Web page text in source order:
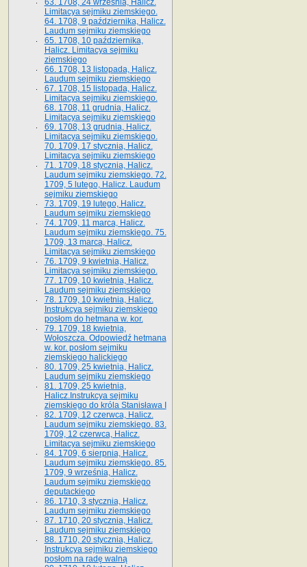
63. 1708, 24 września, Halicz.
Limitacya sejmiku ziemskiego.
64. 1708, 9 października, Halicz.
Laudum sejmiku ziemskiego
65­. 1708, 10 października,
Halicz. Limitacya sejmiku
ziemskiego
66. 1708, 13 listopada, Halicz.
Laudum sejmiku ziemskiego
67. 1708, 15 listopada, Halicz.
Limitacya sejmiku ziemskiego.
68. 1708, 11 grudnia, Halicz.
Limitacya sejmiku ziemskiego
69. 1708, 13 grudnia, Halicz.
Limitacya sejmiku ziemskiego.
70. 1709, 17 stycznia, Halicz.
Limitacya sejmiku ziemskiego
71. 1709, 18 stycznia, Halicz.
Laudum sejmiku ziemskiego. 72.
1709, 5 lutego, Halicz. Laudum
sejmiku ziemskiego
73. 1709, 19 lutego, Halicz.
Laudum sejmiku ziemskiego
74. 1709, 11 marca, Halicz.
Laudum sejmiku ziemskiego. 75.
1709, 13 marca, Halicz.
Limitacya sejmiku ziemskiego
76. 1709, 9 kwietnia, Halicz.
Limitacya sejmiku ziemskiego.
77. 1709, 10 kwietnia, Halicz.
Laudum sejmiku ziemskiego
78. 1709, 10 kwietnia, Halicz.
Instrukcya sejmiku ziemskiego
posłom do hetmana w. kor.
79. 1709, 18 kwietnia,
Wołoszcza. Odpowiedź hetmana
w. kor. posłom sejmiku
ziemskiego halickiego
80. 1709, 25 kwietnia, Halicz.
Laudum sejmiku ziemskiego
81. 1709, 25 kwietnia,
Halicz.Instrukcya sejmiku
ziemskiego do króla Stanisława I
82. 1709, 12 czerwca, Halicz.
Laudum sejmiku ziemskiego. 83.
1709, 12 czerwca, Halicz.
Limitacya sejmiku ziemskiego
84. 1709, 6 sierpnia, Halicz.
Laudum sejmiku ziemskiego. 85.
1709, 9 września, Halicz.
Laudum sejmiku ziemskiego
deputackiego
86. 1710, 3 stycznia, Halicz.
Laudum sejmiku ziemskiego
87. 1710, 20 stycznia, Halicz.
Laudum sejmiku ziemskiego
88. 1710, 20 stycznia, Halicz.
Instrukcya sejmiku ziemskiego
posłom na radę walną